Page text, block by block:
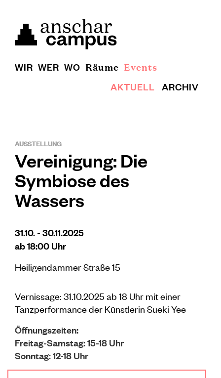
WIR WER WO Räume Events
AKTUELL ARCHIV
AUSSTELLUNG
Vereinigung: Die
Symbiose des
Wassers
31.10. - 30.11.2025
ab 18:00 Uhr
Heiligendammer Straße 15
Vernissage: 31.10.2025 ab 18 Uhr mit einer
Tanzperformance der Künstlerin Sueki Yee
Öffnungszeiten:
Freitag-Samstag: 15-18 Uhr
Sonntag: 12-18 Uhr